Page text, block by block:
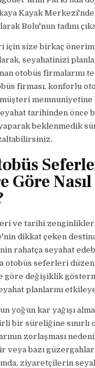
Kayak
Bolu'nun tadını
için size birkaç
seyahatinizi
otobüs firmalarını
firması, konforlu
memnuniyetine
tarihinden önce
beklenmedik
Göre Nasıl
ve tarihi
dikkat çeken
rahatça seyahat
otobüs seferleri
göre değişiklik
planlarını
yoğun kar yağışı
bir süreliğine sınırlı
zorlaşması
veya bazı
ziyaretçilerin